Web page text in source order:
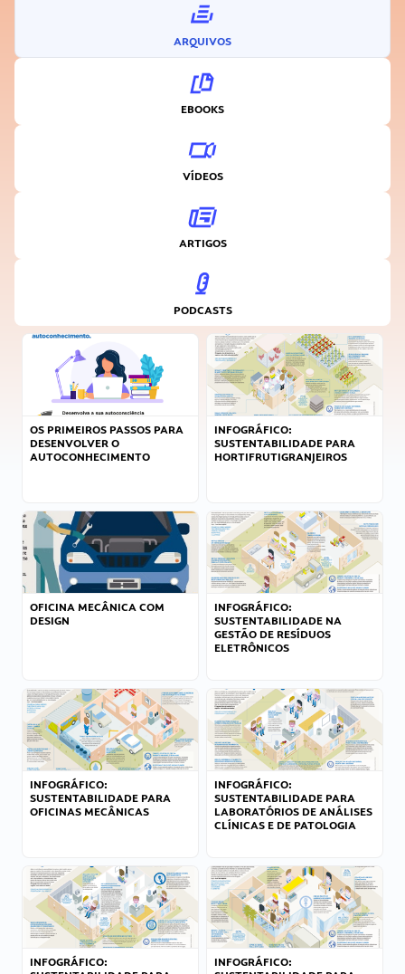
ARQUIVOS
EBOOKS
VÍDEOS
ARTIGOS
PODCASTS
OS PRIMEIROS PASSOS PARA
DESENVOLVER O
AUTOCONHECIMENTO
INFOGRÁFICO:
SUSTENTABILIDADE PARA
HORTIFRUTIGRANJEIROS
OFICINA MECÂNICA COM
DESIGN
INFOGRÁFICO:
SUSTENTABILIDADE NA
GESTÃO DE RESÍDUOS
ELETRÔNICOS
INFOGRÁFICO:
SUSTENTABILIDADE PARA
OFICINAS MECÂNICAS
INFOGRÁFICO:
SUSTENTABILIDADE PARA
LABORATÓRIOS DE ANÁLISES
CLÍNICAS E DE PATOLOGIA
INFOGRÁFICO:
INFOGRÁFICO: